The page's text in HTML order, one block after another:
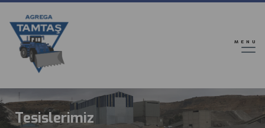
Ana
içeriğe
atla
MENU
Tesislerimiz